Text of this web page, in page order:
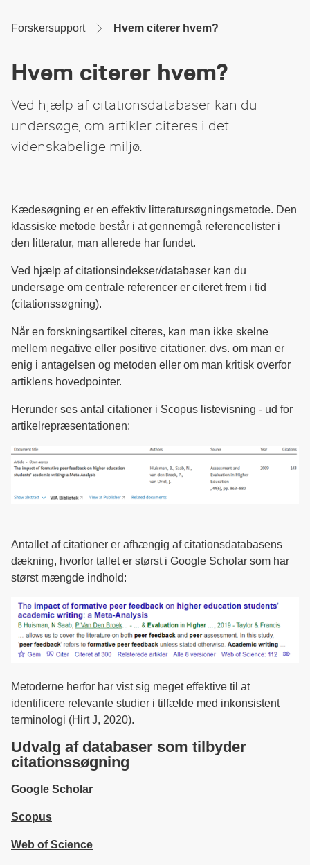
ContentForskersupport Hvem citerer hvem?
Hvem citerer hvem?
Ved hjælp af citationsdatabaser kan du
undersøge, om artikler citeres i det
videnskabelige miljø.
Kædesøgning er en effektiv litteratursøgningsmetode. Den
klassiske metode består i at gennemgå referencelister i
den litteratur, man allerede har fundet.
Ved hjælp af citationsindekser/databaser kan du
undersøge om centrale referencer er citeret frem i tid
(citationssøgning).
Når en forskningsartikel citeres, kan man ikke skelne
mellem negative eller positive citationer, dvs. om man er
enig i antagelsen og metoden eller om man kritisk overfor
artiklens hovedpointer.
Herunder ses antal citationer i Scopus listevisning - ud for
artikelrepræsentationen:
Antallet af citationer er afhængig af citationsdatabasens
dækning, hvorfor tallet er størst i Google Scholar som har
størst mængde indhold:
Metoderne herfor har vist sig meget effektive til at
identificere relevante studier i tilfælde med inkonsistent
terminologi (Hirt J, 2020).
Udvalg af databaser som tilbyder
citationssøgning
Google Scholar
Scopus
Web of Science